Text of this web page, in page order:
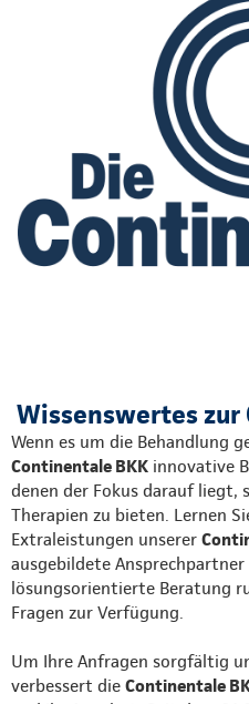
Wissenswertes
Wenn es um die Behandlung
Continentale BKK innovative
denen der Fokus darauf liegt,
Therapien zu bieten. Lernen
Extraleistungen unserer
ausgebildete
lösungsorientierte Beratung
Fragen zur Verfügung.
Um Ihre Anfragen sorgfältig
verbessert die Continentale